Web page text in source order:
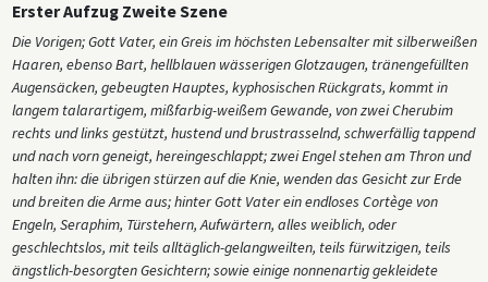
Erster Aufzug Zweite Szene
Die Vorigen; Gott Vater, ein Greis im höchsten Lebensalter mit silberweißen
Haaren, ebenso Bart, hellblauen wässerigen Glotzaugen, tränengefüllten
Augensäcken, gebeugten Hauptes, kyphosischen Rückgrats, kommt in
langem talarartigem, mißfarbig-weißem Gewande, von zwei Cherubim
rechts und links gestützt, hustend und brustrasselnd, schwerfällig tappend
und nach vorn geneigt, hereingeschlappt; zwei Engel stehen am Thron und
halten ihn: die übrigen stürzen auf die Knie, wenden das Gesicht zur Erde
und breiten die Arme aus; hinter Gott Vater ein endloses Cortège von
Engeln, Seraphim, Türstehern, Aufwärtern, alles weiblich, oder
geschlechtslos, mit teils alltäglich-gelangweilten, teils fürwitzigen, teils
ängstlich-besorgten Gesichtern; sowie einige nonnenartig gekleidete